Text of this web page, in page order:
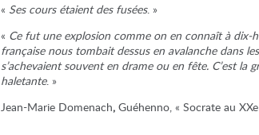
« Ses cours étaient des fusées. »
« Ce fut une explosion comme on en connaît à dix-
française nous tombait dessus en avalanche dans
s’achevaient souvent en drame ou en fête. C’est la
haletante. »
Jean-Marie Domenach, Guéhenno, « Socrate au